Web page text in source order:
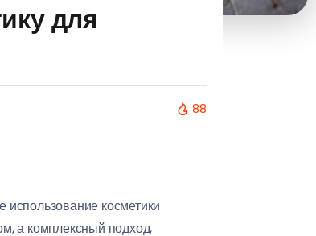
для
88
использование косметики
а комплексный подход,